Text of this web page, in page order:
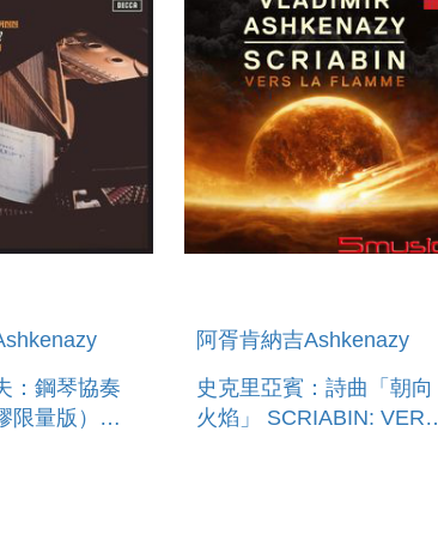
CONCERTO
RECORDINGS46CD +
：鋼琴協奏
限量版）
阿胥肯納吉Ashkenazy
史克里亞賓：詩曲「朝向
火焰」 SCRIABIN: VERS